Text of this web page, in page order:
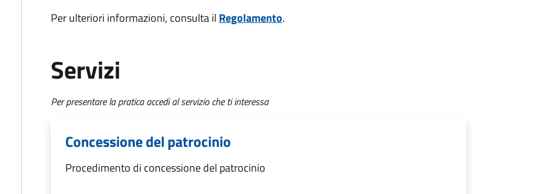
Per ulteriori informazioni, consulta il Regolamento.
Servizi
Per presentare la pratica accedi al servizio che ti interessa
Concessione del patrocinio
Procedimento di concessione del patrocinio